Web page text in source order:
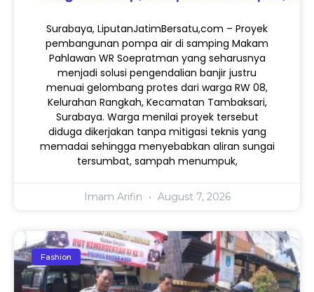
Surabaya, LiputanJatimBersatu,com – Proyek
pembangunan pompa air di samping Makam
Pahlawan WR Soepratman yang seharusnya
menjadi solusi pengendalian banjir justru
menuai gelombang protes dari warga RW 08,
Kelurahan Rangkah, Kecamatan Tambaksari,
Surabaya. Warga menilai proyek tersebut
diduga dikerjakan tanpa mitigasi teknis yang
memadai sehingga menyebabkan aliran sungai
tersumbat, sampah menumpuk,
Imam Arifin August 7, 2026
Fashion